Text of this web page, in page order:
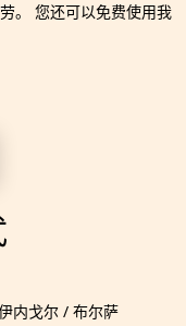
。 您还可以免费使用我
内戈尔 / 布尔萨